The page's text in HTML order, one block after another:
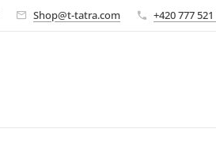
Shop@t-tatra.com +420 777